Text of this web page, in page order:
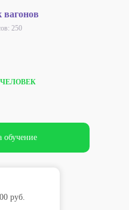
250
обучение
руб.